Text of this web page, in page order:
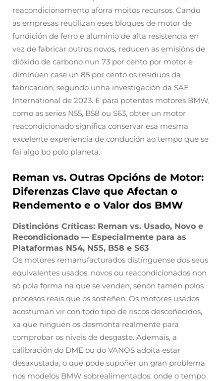
reacondicionamento aforra moitos recursos. Cando
as empresas reutilizan eses bloques de motor de
fundición de ferro e aluminio de alta resistencia en
vez de fabricar outros novos, reducen as emisións de
dióxido de carbono nun 73 por cento por motor e
diminúen case un 85 por cento os residuos da
fabricación, segundo unha investigación da SAE
International de 2023. E para potentes motores BMW,
como as series N55, B58 ou S63, obter un motor
reacondicionado significa conservar esa mesma
excelente experiencia de condución ao tempo que se
fai algo bo polo planeta.
Reman vs. Outras Opcións de Motor:
Diferenzas Clave que Afectan o
Rendemento e o Valor dos BMW
Distincións Críticas: Reman vs. Usado, Novo e
Recondicionado — Especialmente para as
Plataformas N54, N55, B58 e S63
Os motores remanufacturados distínguense dos seus
equivalentes usados, novos ou reacondicionados non
só pola forma na que se venden, senón tamén polos
procesos reais que os sosteñen. Os motores usados
acostuman vir con todo tipo de riscos descoñecidos,
xa que ninguén os desmonta realmente para
comprobar os niveis de desgaste. Ademais, a
calibración do DME ou do VANOS adoita estar
desaxustada, o que pode supoñer un gran problema
nos modelos BMW sobrealimentados, onde o tempo